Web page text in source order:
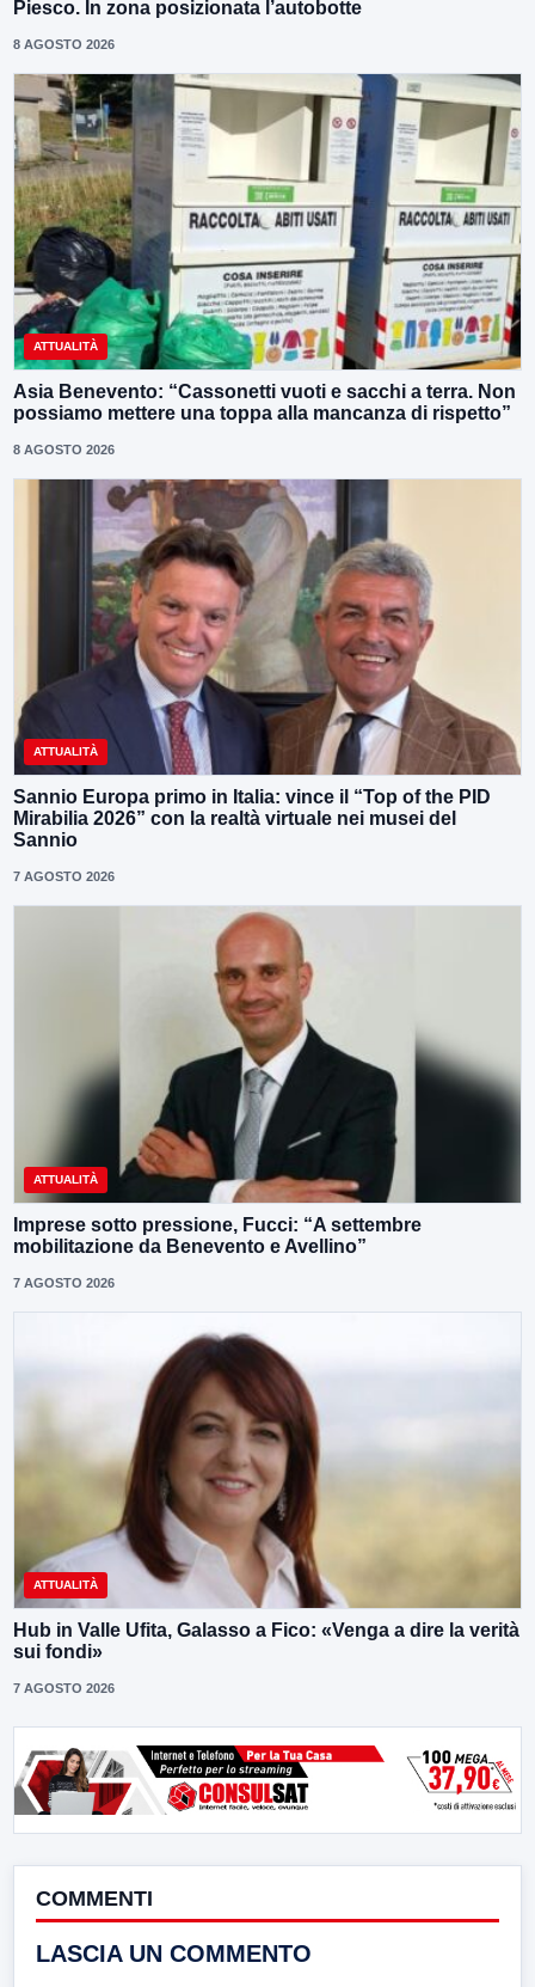
Piesco. In zona posizionata l’autobotte
8 AGOSTO 2026
ATTUALITÀ
Asia Benevento: “Cassonetti vuoti e sacchi a terra. Non
possiamo mettere una toppa alla mancanza di rispetto”
8 AGOSTO 2026
ATTUALITÀ
Sannio Europa primo in Italia: vince il “Top of the PID
Mirabilia 2026” con la realtà virtuale nei musei del
Sannio
7 AGOSTO 2026
ATTUALITÀ
Imprese sotto pressione, Fucci: “A settembre
mobilitazione da Benevento e Avellino”
7 AGOSTO 2026
ATTUALITÀ
Hub in Valle Ufita, Galasso a Fico: «Venga a dire la verità
sui fondi»
7 AGOSTO 2026
COMMENTI
LASCIA UN COMMENTO